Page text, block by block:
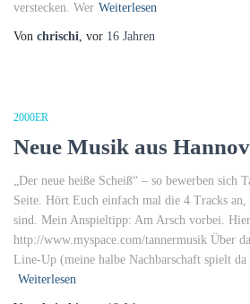
verstecken. Wer Weiterlesen
Von chrischi, vor 16 Jahren
2000ER
Neue Musik aus
„Der neue heiße Scheiß“ – so bewerben sich
Seite. Hört Euch einfach mal die 4 Tracks
sind. Mein Anspieltipp: Am Arsch vorbei.
http://www.myspace.com/tannermusik Über
Line-Up (meine halbe Nachbarschaft spielt
Weiterlesen